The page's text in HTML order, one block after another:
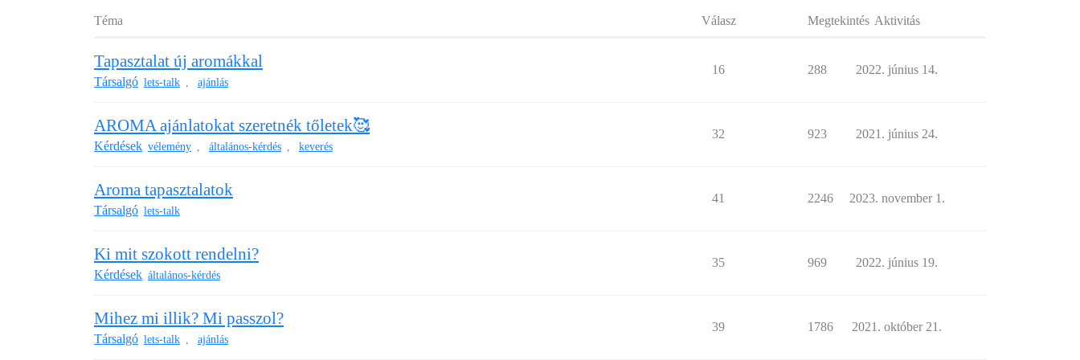
Téma Válasz Megtekintés Aktivitás
Tapasztalat új aromákkal
Társalgó lets-talk , ajánlás
16 288 2022. június 14.
AROMA ajánlatokat szeretnék tőletek🥰
Kérdések vélemény , általános-kérdés , keverés
32 923 2021. június 24.
Aroma tapasztalatok
Társalgó lets-talk
41 2246 2023. november 1.
Ki mit szokott rendelni?
Kérdések általános-kérdés
35 969 2022. június 19.
Mihez mi illik? Mi passzol?
Társalgó lets-talk , ajánlás
39 1786 2021. október 21.